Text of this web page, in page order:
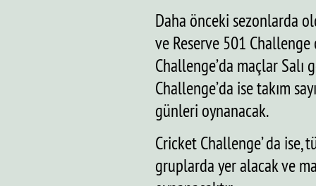
Daha önceki sezonlarda
ve Reserve 501
Challenge’da maçlar Salı
Challenge’da ise takım
günleri oynanacak.
Cricket Challenge’ da ise,
gruplarda yer alacak ve